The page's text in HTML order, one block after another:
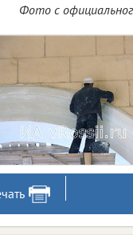
Фото с